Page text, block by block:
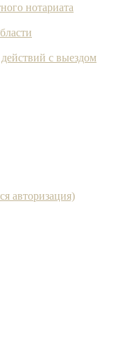
нотариата
с выездом
авторизация)